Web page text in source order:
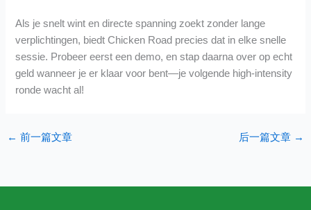
Als je snelt wint en directe spanning zoekt zonder lange
verplichtingen, biedt Chicken Road precies dat in elke snelle
sessie. Probeer eerst een demo, en stap daarna over op echt
geld wanneer je er klaar voor bent—je volgende high‑intensity
ronde wacht al!
← 前一篇文章 后一篇文章 →